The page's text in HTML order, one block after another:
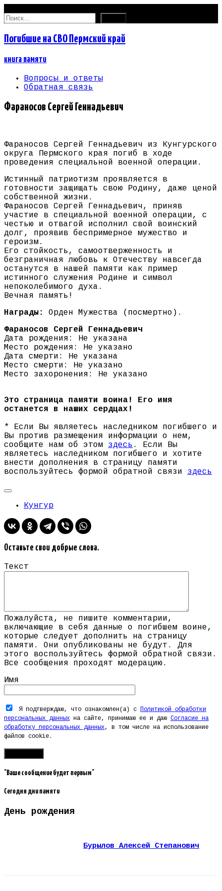
Найти:
Погибшие на СВО Пермский край
книга памяти
Вопросы и ответы
Обратная связь
Фараносов Сергей Геннадьевич
Фараносов Сергей Геннадьевич из Кунгурского
округа Пермского края погиб в ходе
проведения специальной военной операции.
Истинный патриотизм проявляется в
готовности защищать свою Родину, даже ценой
собственной жизни.
Фараносов Сергей Геннадьевич, приняв
участие в специальной военной операции, с
честью и отвагой исполнил свой воинский
долг, проявив беспримерное мужество и
героизм.
Его стойкость, самоотверженность и
безграничная любовь к Отечеству навсегда
останутся в нашей памяти как пример
истинного служения Родине и символ
непоколебимого духа.
Вечная память!
Награды:
Орден Мужества (посмертно).
Фараносов Сергей Геннадьевич
Дата рождения: Не указана
Место рождения: Не указано
Дата смерти: Не указана
Место смерти: Не указано
Место захоронения: Не указано
Это страница памяти воина! Его имя
останется в наших сердцах!
* Если Вы являетесь наследником погибшего и
Вы против размещения информации о нем,
сообщите нам об этом здесь . Если Вы
являетесь наследником погибшего и хотите
внести дополнения в страницу памяти
воспользуйтесь формой обратной связи здесь
Кунгур
Оставьте свои добрые слова.
Текст
Пожалуйста, не пишите комментарии,
включающие в себя данные о погибшем воине,
которые следует дополнить на страницу
памяти. Они опубликованы не будут. Для
этого воспользуйтесь формой обратной связи.
Все сообщения проходят модерацию.
Имя
Я подтверждаю, что ознакомлен(а) с
Политикой обработки
персональных данных на сайте, принимаю ее и даю Согласие на
обработку персональных данных, в том числе на использование
файлов cookie.
"Ваше сообщение будет первым"
Сегодня дни памяти
День рождения
Бурылов Алексей Степанович